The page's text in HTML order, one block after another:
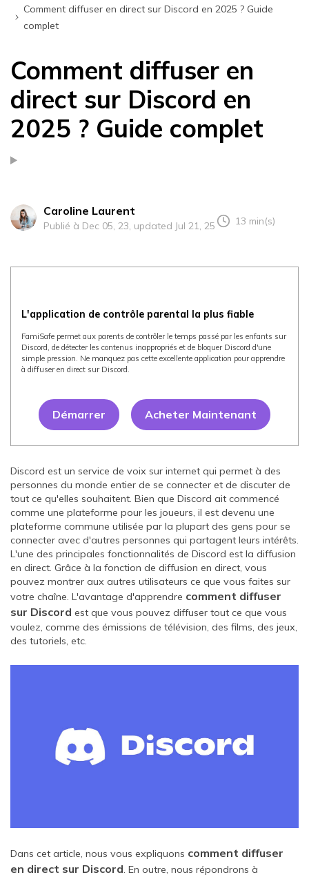
Comment diffuser en direct sur Discord en 2025 ? Guide
complet
Comment diffuser en
direct sur Discord en
2025 ? Guide complet
Caroline Laurent
Publié à Dec 05, 23, updated Jul 21, 25 13 min(s)
L'application de contrôle parental la plus fiable
FamiSafe permet aux parents de contrôler le temps passé par les enfants sur
Discord, de détecter les contenus inappropriés et de bloquer Discord d'une
simple pression. Ne manquez pas cette excellente application pour apprendre
à diffuser en direct sur Discord.
Démarrer Acheter Maintenant
Discord est un service de voix sur internet qui permet à des
personnes du monde entier de se connecter et de discuter de
tout ce qu'elles souhaitent. Bien que Discord ait commencé
comme une plateforme pour les joueurs, il est devenu une
plateforme commune utilisée par la plupart des gens pour se
connecter avec d'autres personnes qui partagent leurs intérêts.
L'une des principales fonctionnalités de Discord est la diffusion
en direct. Grâce à la fonction de diffusion en direct, vous
pouvez montrer aux autres utilisateurs ce que vous faites sur
votre chaîne. L'avantage d'apprendre comment diffuser
sur Discord est que vous pouvez diffuser tout ce que vous
voulez, comme des émissions de télévision, des films, des jeux,
des tutoriels, etc.
Dans cet article, nous vous expliquons comment diffuser
en direct sur Discord. En outre, nous répondrons à